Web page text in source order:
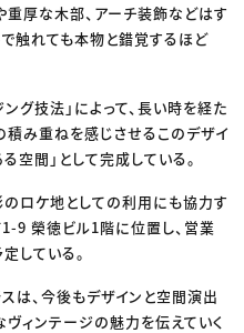
重厚な木部、アーチ装飾などはす
触れても本物と錯覚するほど
グ技法」によって、長い時を経た
積み重ねを感じさせるこのデザイ
空間」として完成している。
のロケ地としての利用にも協力す
9 榮徳ビル1階に位置し、営業
している。
は、今後もデザインと空間演出
ィンテージの魅力を伝えていく